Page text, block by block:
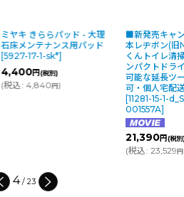
ミヤキ きららパッド - 大理
石床メンテナンス用パッド
[5927-17-1-sk*]
4,400円(税別)
(税込: 4,840円)
■新発売キャ
本レヂボン(旧
くんトイレ清
ンパクトドラ
可能な延長ツ
可・個人宅配
[11281-15-1-
001557A]
21,390円(税
(税込: 23,529円
4/ 23